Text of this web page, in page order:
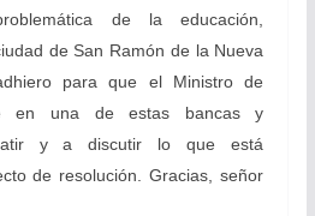
de la educación,
de San Ramón de la Nueva
para que el Ministro de
en una de estas bancas y
y a discutir lo que está
de resolución. Gracias, señor